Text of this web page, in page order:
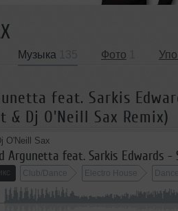
Музыка Фото
feat. Sarkis
& Dj O'Neill Sax Remix)
O'Neill Sax
Club/Dance Electro House